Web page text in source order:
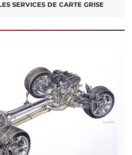
SERVICES DE CARTE GRISE